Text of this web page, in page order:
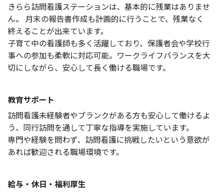
きらら訪問看護ステーションは、基本的に残業はありませ
ん。 月末の報告書作成も計画的に行うことで、残業なく
終えることが出来ています。
子育て中の看護師も多く活躍しており、保護者会や学校行
事への参加も柔軟に対応可能。ワークライフバランスを大
切にしながら、安心して長く働ける職場です。
教育サポート
訪問看護未経験者やブランクがある方も安心して働けるよ
う、同行訪問を通して丁寧な指導を実施しています。
専門や経験を問わず、訪問看護に挑戦したいという意欲が
あれば歓迎される職場環境です。
給与・休日・福利厚生